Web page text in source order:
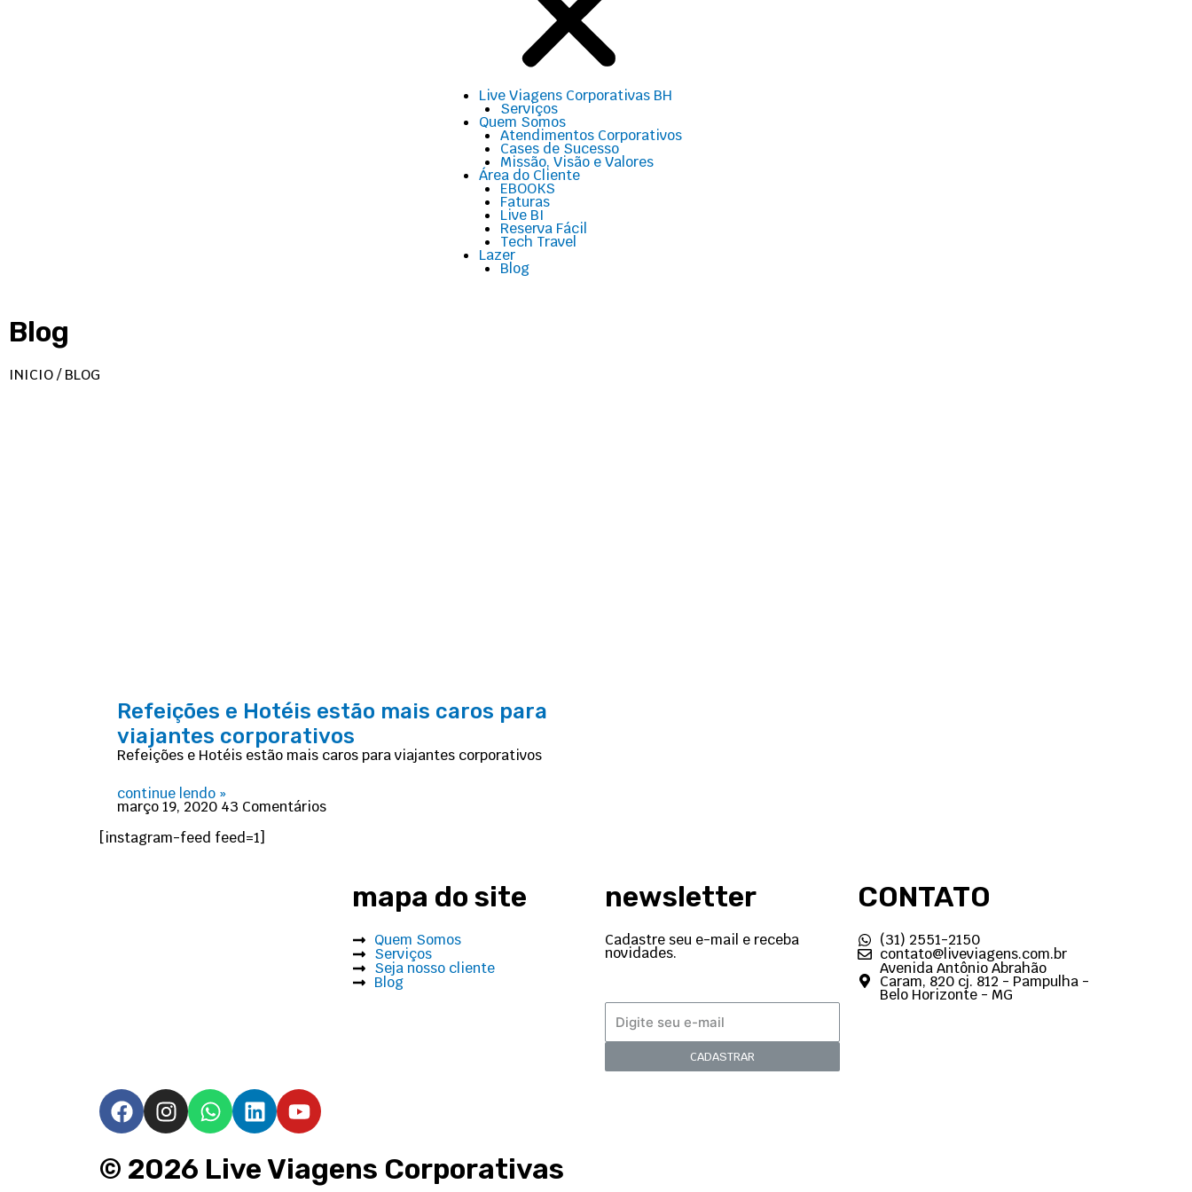
Live Viagens Corporativas BH
Serviços
Quem Somos
Atendimentos Corporativos
Cases de Sucesso
Missão, Visão e Valores
Área do Cliente
EBOOKS
Faturas
Live BI
Reserva Fácil
Tech Travel
Lazer
Blog
Blog
INICIO / BLOG
Refeições e Hotéis estão mais caros para
viajantes corporativos
Refeições e Hotéis estão mais caros para viajantes corporativos
continue lendo »
março 19, 2020 43 Comentários
[instagram-feed feed=1]
mapa do site
Quem Somos
Serviços
Seja nosso cliente
Blog
newsletter
Cadastre seu e-mail e receba
novidades.
CADASTRAR
CONTATO
(31) 2551-2150
contato@liveviagens.com.br
Avenida Antônio Abrahão
Caram, 820 cj. 812 - Pampulha -
Belo Horizonte - MG
F
a
c
e
I
n
s
t
W
h
a
t
L
i
n
k
Y
o
u
t
© 2026 Live Viagens Corporativas